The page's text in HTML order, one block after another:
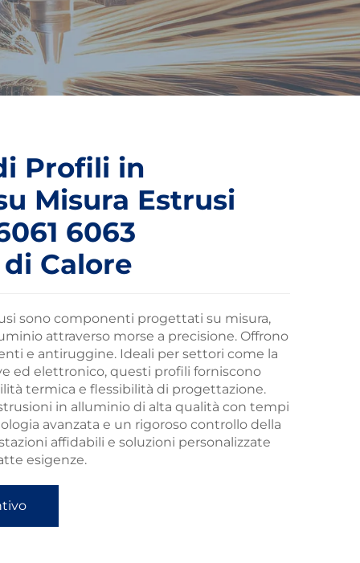
Profili in
Misura Estrusi
6063
Calore
sono componenti progettati su misura,
attraverso morse a precisione. Offrono
e antiruggine. Ideali per settori come la
ed elettronico, questi profili forniscono
termica e flessibilità di progettazione.
in alluminio di alta qualità con tempi
avanzata e un rigoroso controllo della
affidabili e soluzioni personalizzate
esigenze.